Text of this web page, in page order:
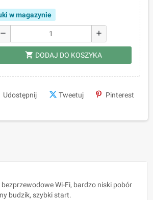
w magazynie
remove add
shopping_cart DODAJ DO KOSZYKA
Udostępnij Tweetuj Pinterest
bezprzewodowe Wi-Fi, bardzo niski pobór
budzik, szybki start.